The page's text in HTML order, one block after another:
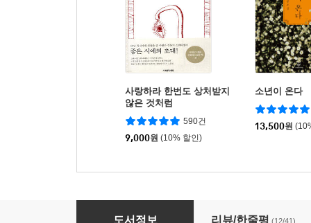
사랑하라 한번도 상처받지
않은 것처럼
590건
9,000원 (10% 할인)
소년이 온다
13,500원
나는 왜 너가 아니고 나인가
도서정보 리뷰/한줄평 (12/41)